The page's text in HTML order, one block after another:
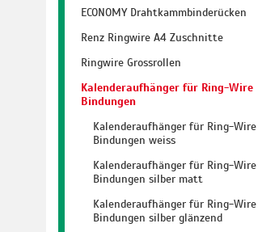
ECONOMY Drahtkammbinderücken
Renz Ringwire A4 Zuschnitte
Ringwire Grossrollen
Kalenderaufhänger für Ring-Wire
Bindungen
Kalenderaufhänger für Ring-Wire
Bindungen weiss
Kalenderaufhänger für Ring-Wire
Bindungen silber matt
Kalenderaufhänger für Ring-Wire
Bindungen silber glänzend